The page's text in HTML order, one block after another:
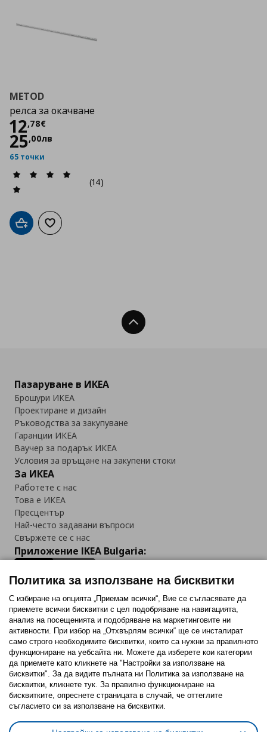
METOD
релса за окачване
12,78€
Цена
25,00лв
65 точки
(14)
Добави в кошницата
Добави към списъка с любими
Нагоре
Пазаруване в ИКЕА
Брошури ИКЕА
Проектиране и дизайн
Ръководства за закупуване
Гаранции ИКЕА
Ваучер за подарък ИКЕА
Условия за връщане на закупени стоки
За ИКЕА
Работете с нас
Това е ИКЕА
Пресцентър
Най-често задавани въпроси
Свържете се с нас
Приложение IKEA Bulgaria:
Последвайте ни:
FacebookTwitterYoutubePinterestInstagram
Политика за използване на бисквитки (Cookies)
Избор на настройки за използване на бисквитки
Политика за използване на бисквитки
С избиране на опцията „Приемам всички“, Вие се съгласявате да
приемете всички бисквитки с цел подобряване на навигацията,
анализ на посещенията и подобряване на маркетинговите ни
активности. При избор на „Отхвърлям всички“ ще се инсталират
само строго необходимитe бисквитки, които са нужни за правилното
функциониране на уебсайта ни. Можете да изберете кои категории
да приемете като кликнете на "Настройки за използване на
бисквитки". За да видите пълната ни Политика за използване на
бисквитки, кликнете тук. За правилно функциониране на
бисквитките, опреснете страницата в случай, че оттеглите
съгласието си за използване на бисквитки.